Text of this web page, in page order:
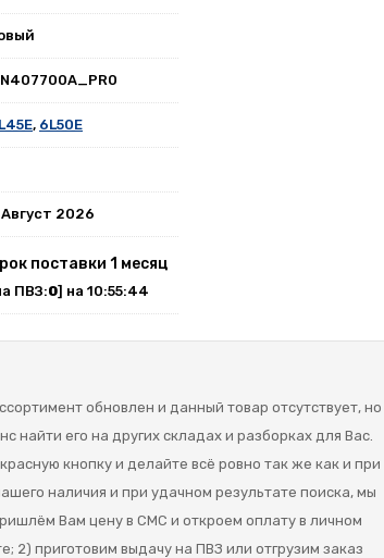
, 6L50E
2026
поставки 1 месяц
ПВЗ:0] на 10:55:44
ссортимент обновлен и данный товар отсутствует, но
найти его на других складах и разборках для Вас.
кнопку и делайте всё ровно так же как и при
наличия и при удачном результате поиска, мы
Вам цену в СМС и откроем оплату в личном
2) приготовим выдачу на ПВЗ или отгрузим заказ